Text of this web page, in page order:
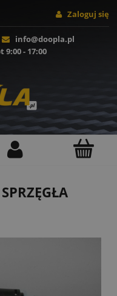
Zaloguj się
info@doopla.pl
9:00 - 17:00